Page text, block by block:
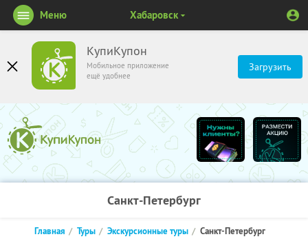
КупиКупон
Мобильное приложение
ещё удобнее
Загрузить
Меню Хабаровск
Санкт-Петербург
Главная Туры Экскурсионные туры Санкт-Петербург